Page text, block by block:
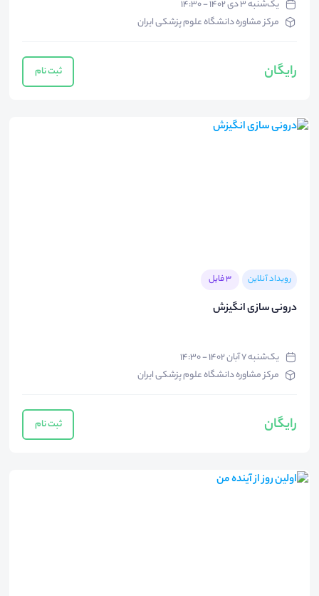
یک‌شنبه ۳ دی ۱۴۰۲ - ۱۴:۳۰
مرکز مشاوره دانشگاه علوم پزشکی ایران
رایگان ثبت نام
رویداد آنلاین 3 فایل
درونی سازی انگیزش
یک‌شنبه ۷ آبان ۱۴۰۲ - ۱۴:۳۰
مرکز مشاوره دانشگاه علوم پزشکی ایران
رایگان ثبت نام